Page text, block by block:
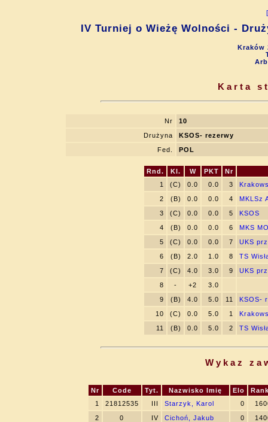
IV Turniej o Wieżę Wolności -
Kraków
Karta
Nr
10
Drużyna
KSOS- rezerwy
Fed.
POL
Rnd. Kl. W PKT
Nr
1
(C) 0.0 0.0 3
2
(B) 0.0 0.0 4
MKLSz
3
(C) 0.0 0.0 5
KSOS
4
(B) 0.0 0.0 6
MKS
5
(C) 0.0 0.0 7
UKS
6
(B) 2.0 1.0 8
TS
7
(C) 4.0 3.0 9
UKS
8
- +2
3.0
9
(B) 4.0 5.0 11
KSOS-
10
(C) 0.0 5.0 1
11
(B) 0.0 5.0 2 TS
Wykaz
Nr Code Tyt. Nazwisko Imię Elo
1
21812535 III Starzyk, Karol 0
2
0 IV Cichoń, Jakub 0